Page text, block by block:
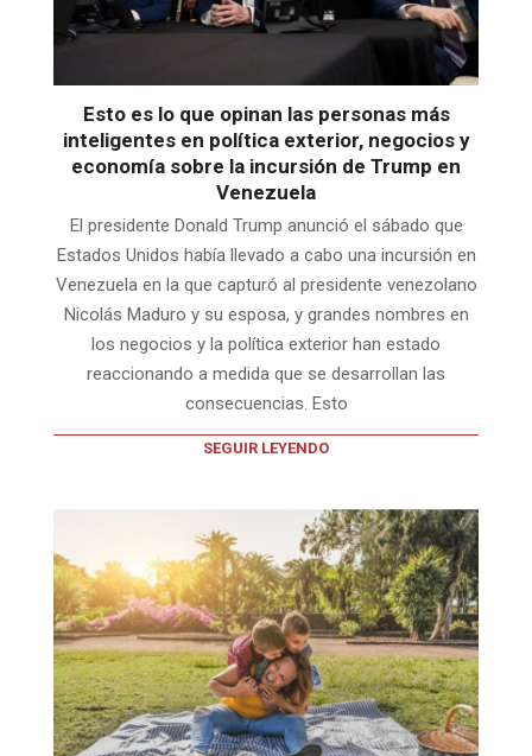
Esto es lo que opinan las personas más
inteligentes en política exterior, negocios y
economía sobre la incursión de Trump en
Venezuela
El presidente Donald Trump anunció el sábado que
Estados Unidos había llevado a cabo una incursión en
Venezuela en la que capturó al presidente venezolano
Nicolás Maduro y su esposa, y grandes nombres en
los negocios y la política exterior han estado
reaccionando a medida que se desarrollan las
consecuencias. Esto
SEGUIR LEYENDO